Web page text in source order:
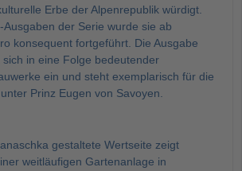
Erbe der Alpenrepublik würdigt.
Ausgaben der Serie wurde sie ab
konsequent fortgeführt. Die Ausgabe
sich in eine Folge bedeutender
ein und steht exemplarisch für die
Prinz Eugen von Savoyen.
gestaltete Wertseite zeigt
weitläufigen Gartenanlage in